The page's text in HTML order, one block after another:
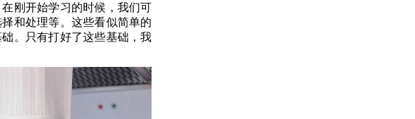
刚开始学习的时候，我们可
和处理等。这些看似简单的
。只有打好了这些基础，我